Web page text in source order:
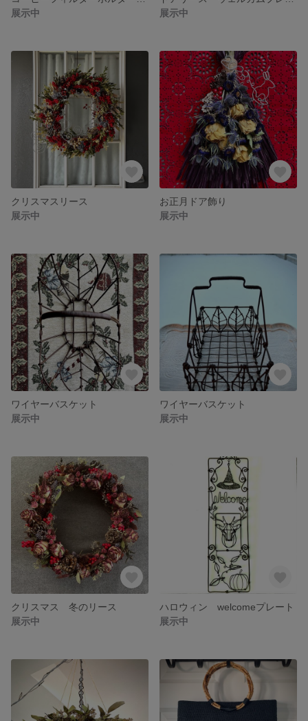
展示中
展示中
クリスマスリース
展示中
お正月ドア飾り
展示中
ワイヤーバスケット
展示中
ワイヤーバスケット
展示中
クリスマス 冬のリース
展示中
ハロウィン welcomeプレート
展示中